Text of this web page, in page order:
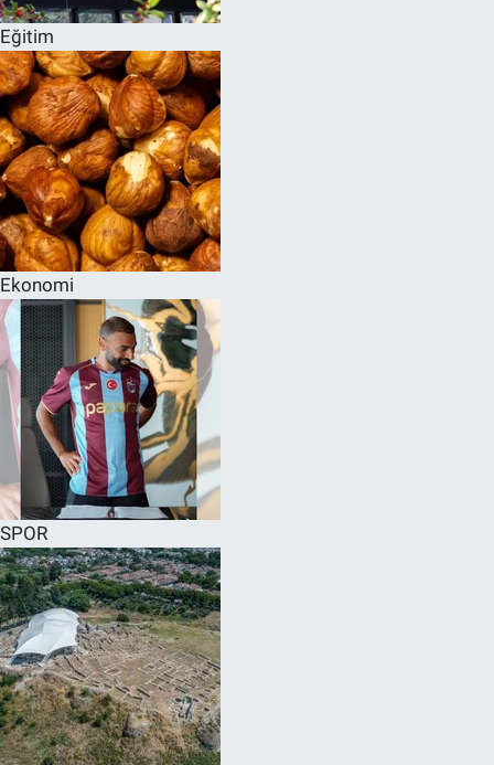
Eğitim
Ekonomi
SPOR